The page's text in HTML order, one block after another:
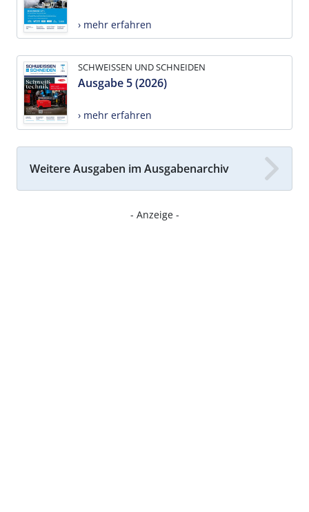
› mehr erfahren
SCHWEISSEN UND SCHNEIDEN
Ausgabe 5 (2026)
› mehr erfahren
Weitere Ausgaben im Ausgabenarchiv
- Anzeige -